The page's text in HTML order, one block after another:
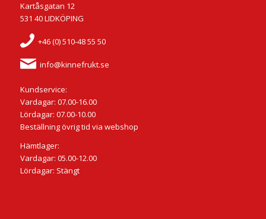
Kartåsgatan 12
531 40 LIDKÖPING
+46 (0) 510-48 55 50
info@kinnefrukt.se
Kundservice:
Vardagar: 07.00-16.00
Lördagar: 07.00-10.00
Beställning övrig tid via webshop
Hämtlager:
Vardagar: 05.00-12.00
Lördagar: Stängt